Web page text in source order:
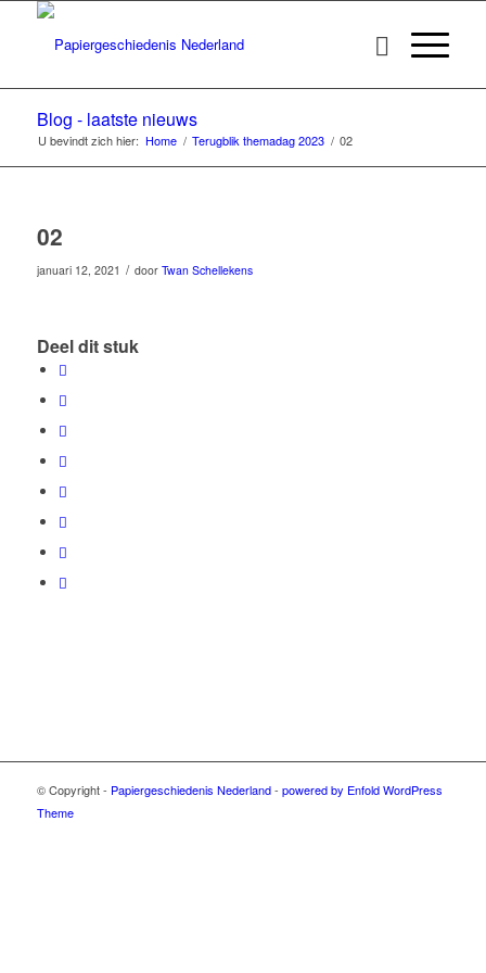
Blog - laatste nieuws
U bevindt zich hier: Home / Terugblik themadag 2023 / 02
02
januari 12, 2021 / door Twan Schellekens
Deel dit stuk
© Copyright - Papiergeschiedenis Nederland- powered by Enfold WordPress
Theme